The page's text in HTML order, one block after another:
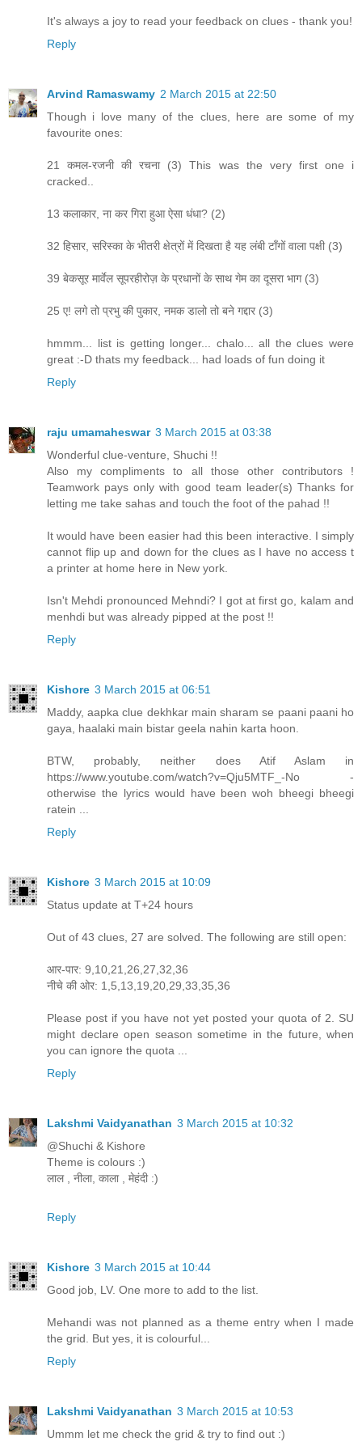
It's always a joy to read your feedback on clues - thank you!
Reply
Arvind Ramaswamy 2 March 2015 at 22:50
Though i love many of the clues, here are some of my
favourite ones:
21 कमल-रजनी की रचना (3) This was the very first one i
cracked..
13 कलाकार, ना कर गिरा हुआ ऐसा धंधा? (2)
32 हिसार, सरिस्का के भीतरी क्षेत्रों में दिखता है यह लंबी टाँगों वाला पक्षी (3)
39 बेकसूर मार्वेल सूपरहीरोज़ के प्रधानों के साथ गेम का दूसरा भाग (3)
25 ए! लगे तो प्रभु की पुकार, नमक डालो तो बने गद्दार (3)
hmmm... list is getting longer... chalo... all the clues were
great :-D thats my feedback... had loads of fun doing it
Reply
raju umamaheswar 3 March 2015 at 03:38
Wonderful clue-venture, Shuchi !!
Also my compliments to all those other contributors !
Teamwork pays only with good team leader(s) Thanks for
letting me take sahas and touch the foot of the pahad !!
It would have been easier had this been interactive. I simply
cannot flip up and down for the clues as I have no access t
a printer at home here in New york.
Isn't Mehdi pronounced Mehndi? I got at first go, kalam and
menhdi but was already pipped at the post !!
Reply
Kishore 3 March 2015 at 06:51
Maddy, aapka clue dekhkar main sharam se paani paani ho
gaya, haalaki main bistar geela nahin karta hoon.
BTW, probably, neither does Atif Aslam in
https://www.youtube.com/watch?v=Qju5MTF_-No -
otherwise the lyrics would have been woh bheegi bheegi
ratein ...
Reply
Kishore 3 March 2015 at 10:09
Status update at T+24 hours
Out of 43 clues, 27 are solved. The following are still open:
आर-पार: 9,10,21,26,27,32,36
नीचे की ओर: 1,5,13,19,20,29,33,35,36
Please post if you have not yet posted your quota of 2. SU
might declare open season sometime in the future, when
you can ignore the quota ...
Reply
Lakshmi Vaidyanathan 3 March 2015 at 10:32
@Shuchi & Kishore
Theme is colours :)
लाल , नीला, काला , मेहंदी :)
Reply
Kishore 3 March 2015 at 10:44
Good job, LV. One more to add to the list.
Mehandi was not planned as a theme entry when I made
the grid. But yes, it is colourful...
Reply
Lakshmi Vaidyanathan 3 March 2015 at 10:53
Ummm let me check the grid & try to find out :)